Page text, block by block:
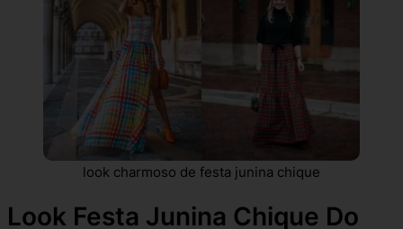
look charmoso de festa junina chique
Look Festa Junina Chique Do